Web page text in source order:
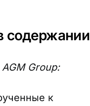
содержании
Group:
к